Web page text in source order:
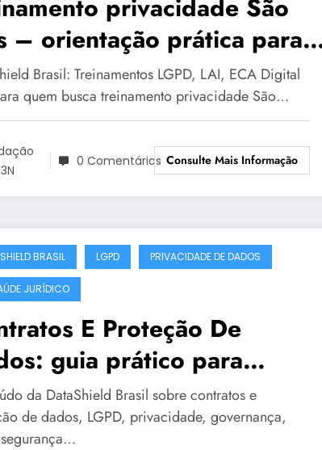
privacidade São
– orientação prática para
Brasil: Treinamentos LGPD, LAI, ECA Digital
quem busca treinamento privacidade São…
0 Comentários Consulte Mais Informação
BRASIL LGPD PRIVACIDADE DE DADOS
JURÍDICO
E Proteção De
guia prático para
e instituições |
Brasil #0400
da DataShield Brasil sobre contratos e
de dados, LGPD, privacidade, governança,